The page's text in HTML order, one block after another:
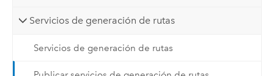
Servicios de generación de rutas
Servicios de generación de rutas